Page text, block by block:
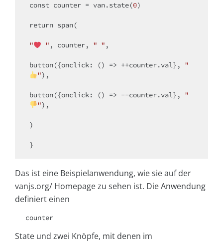
const counter = van.state(0)
return span(
" " , counter, " " ,
button({onclick: () => ++counter.val}, "
"),
button({onclick: () => --counter.val}, "
"),
)
Das ist eine Beispielanwendung, wie sie auf der
vanjs.org/ Homepage zu sehen ist. Die Anwendung
definiert einen
counter
State und zwei Knöpfe, mit denen im